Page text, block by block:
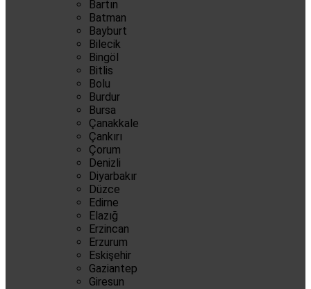
Bartın
Batman
Bayburt
Bilecik
Bingöl
Bitlis
Bolu
Burdur
Bursa
Çanakkale
Çankırı
Çorum
Denizli
Diyarbakır
Düzce
Edirne
Elazığ
Erzincan
Erzurum
Eskişehir
Gaziantep
Giresun